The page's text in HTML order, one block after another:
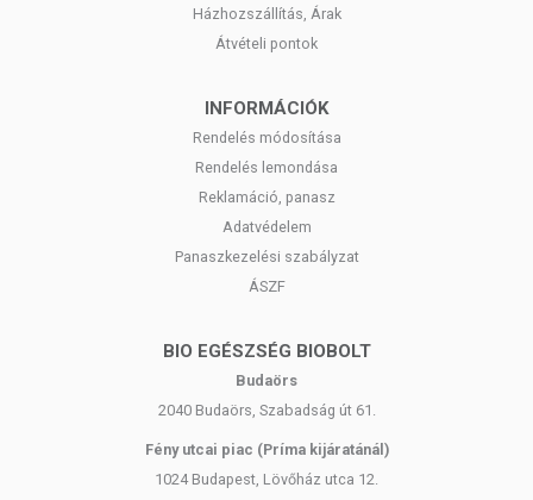
Házhozszállítás, Árak
Átvételi pontok
INFORMÁCIÓK
Rendelés módosítása
Rendelés lemondása
Reklamáció, panasz
Adatvédelem
Panaszkezelési szabályzat
ÁSZF
BIO EGÉSZSÉG BIOBOLT
Budaörs
2040 Budaörs, Szabadság út 61.
Fény utcai piac (Príma kijáratánál)
1024 Budapest, Lövőház utca 12.